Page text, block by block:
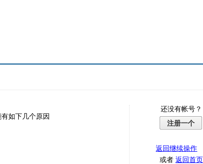
如下几个原因
还没有帐号？
注册一个
返回继续操作
或者返回首页